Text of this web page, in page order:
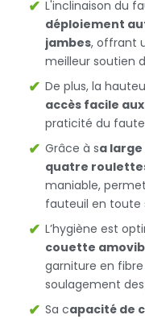
L'inclinaison du
déploiement
jambes, offrant
meilleur soutien
De plus, la
accès facile
praticité du
Grâce à sa
quatre
maniable,
fauteuil en toute
L’hygiène est
couette
garniture en
soulagement
Sa capacité de